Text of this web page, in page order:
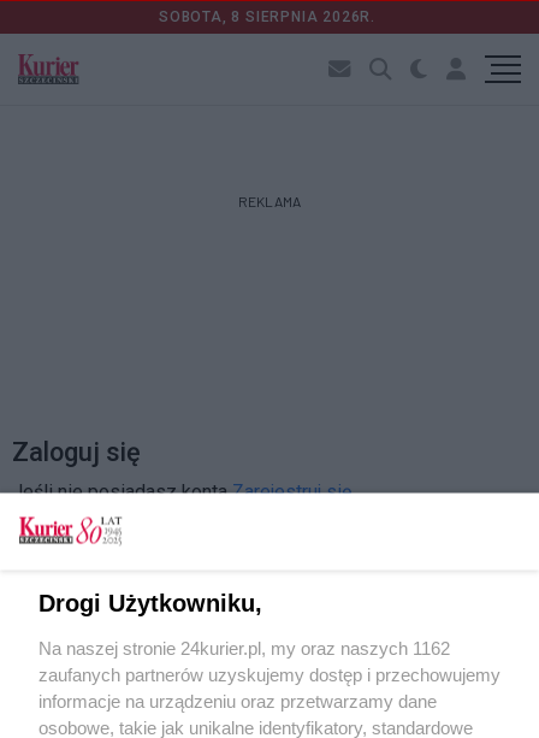
SOBOTA, 8 SIERPNIA 2026R.
REKLAMA
Zaloguj się
Jeśli nie posiadasz kontaZarejestruj się
Drogi Użytkowniku,
Na naszej stronie 24kurier.pl, my oraz naszych 1162
zaufanych partnerów uzyskujemy dostęp i przechowujemy
informacje na urządzeniu oraz przetwarzamy dane
osobowe, takie jak unikalne identyfikatory, standardowe